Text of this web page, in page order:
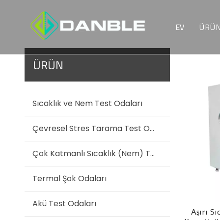
EV
ÜRÜN
Sıcaklık ve Nem Test Odaları
Çevresel Stres Tarama Test Odaları
Çok Katmanlı Sıcaklık (Nem) Test Odası
Termal Şok Odaları
Akü Test Odaları
Aşırı